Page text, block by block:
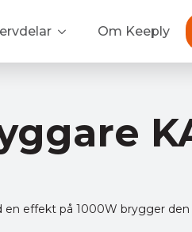
Om Keeply
effekt på 1000W brygger